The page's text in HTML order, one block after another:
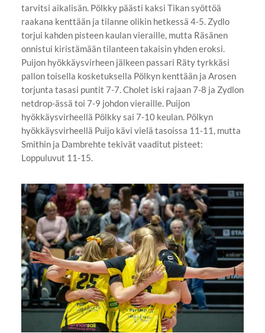
tarvitsi aikalisän. Pölkky päästi kaksi Tikan syöttöä
raakana kenttään ja tilanne olikin hetkessä 4-5. Zydlo
torjui kahden pisteen kaulan vieraille, mutta Räsänen
onnistui kiristämään tilanteen takaisin yhden eroksi.
Puijon hyökkäysvirheen jälkeen passari Räty tyrkkäsi
pallon toisella kosketuksella Pölkyn kenttään ja Arosen
torjunta tasasi puntit 7-7. Cholet iski rajaan 7-8 ja Zydlon
netdrop-ässä toi 7-9 johdon vieraille. Puijon
hyökkäysvirheellä Pölkky sai 7-10 keulan. Pölkyn
hyökkäysvirheellä Puijo kävi vielä tasoissa 11-11, mutta
Smithin ja Dambrehte tekivät vaaditut pisteet:
Loppuluvut 11-15.